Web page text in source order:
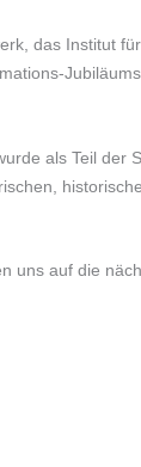
das Institut
als Teil der
uns auf die